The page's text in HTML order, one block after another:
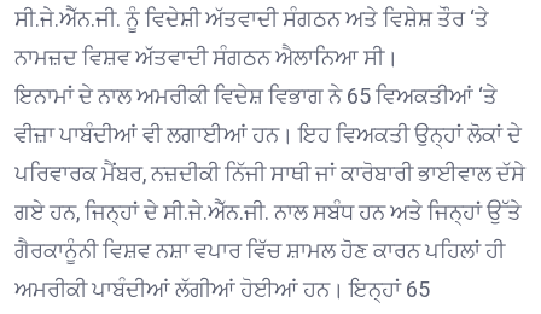
ਸੀ.ਜੇ.ਐੱਨ.ਜੀ. ਨੂੰ ਵਿਦੇਸ਼ੀ ਅੱਤਵਾਦੀ ਸੰਗਠਨ ਅਤੇ ਵਿਸ਼ੇਸ਼ ਤੌਰ ‘ਤੇ
ਨਾਮਜ਼ਦ ਵਿਸ਼ਵ ਅੱਤਵਾਦੀ ਸੰਗਠਨ ਐਲਾਨਿਆ ਸੀ।
ਇਨਾਮਾਂ ਦੇ ਨਾਲ ਅਮਰੀਕੀ ਵਿਦੇਸ਼ ਵਿਭਾਗ ਨੇ 65 ਵਿਅਕਤੀਆਂ ‘ਤੇ
ਵੀਜ਼ਾ ਪਾਬੰਦੀਆਂ ਵੀ ਲਗਾਈਆਂ ਹਨ। ਇਹ ਵਿਅਕਤੀ ਉਨ੍ਹਾਂ ਲੋਕਾਂ ਦੇ
ਪਰਿਵਾਰਕ ਮੈਂਬਰ, ਨਜ਼ਦੀਕੀ ਨਿੱਜੀ ਸਾਥੀ ਜਾਂ ਕਾਰੋਬਾਰੀ ਭਾਈਵਾਲ ਦੱਸੇ
ਗਏ ਹਨ, ਜਿਨ੍ਹਾਂ ਦੇ ਸੀ.ਜੇ.ਐੱਨ.ਜੀ. ਨਾਲ ਸਬੰਧ ਹਨ ਅਤੇ ਜਿਨ੍ਹਾਂ ਉੱਤੇ
ਗੈਰਕਾਨੂੰਨੀ ਵਿਸ਼ਵ ਨਸ਼ਾ ਵਪਾਰ ਵਿੱਚ ਸ਼ਾਮਲ ਹੋਣ ਕਾਰਨ ਪਹਿਲਾਂ ਹੀ
ਅਮਰੀਕੀ ਪਾਬੰਦੀਆਂ ਲੱਗੀਆਂ ਹੋਈਆਂ ਹਨ। ਇਨ੍ਹਾਂ 65